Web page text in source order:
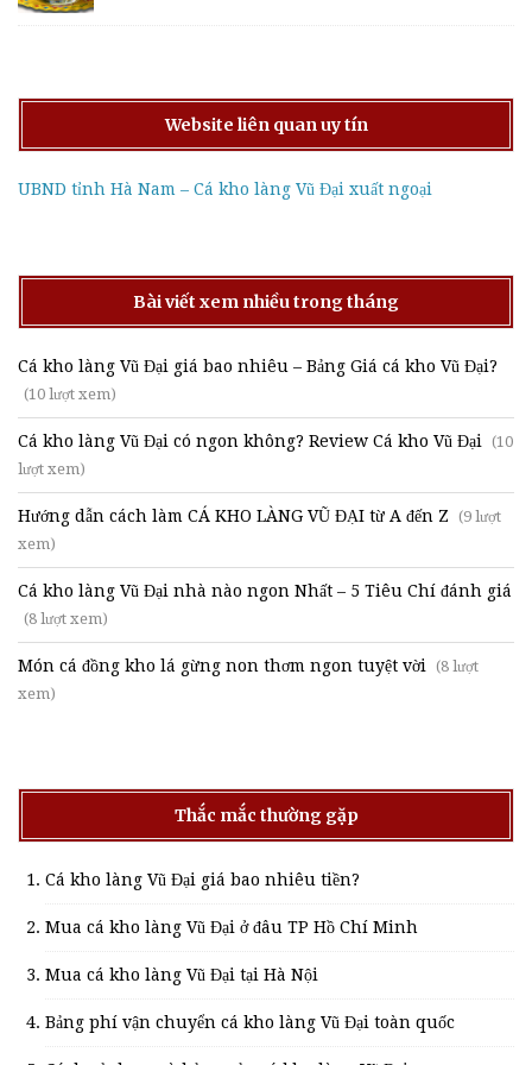
Website liên quan uy tín
UBND tỉnh Hà Nam – Cá kho làng Vũ Đại xuất ngoại
Bài viết xem nhiều trong tháng
Cá kho làng Vũ Đại giá bao nhiêu – Bảng Giá cá kho Vũ Đại?
(10 lượt xem)
Cá kho làng Vũ Đại có ngon không? Review Cá kho Vũ Đại (10
lượt xem)
Hướng dẫn cách làm CÁ KHO LÀNG VŨ ĐẠI từ A đến Z (9 lượt
xem)
Cá kho làng Vũ Đại nhà nào ngon Nhất – 5 Tiêu Chí đánh giá
(8 lượt xem)
Món cá đồng kho lá gừng non thơm ngon tuyệt vời (8 lượt
xem)
Thắc mắc thường gặp
Cá kho làng Vũ Đại giá bao nhiêu tiền?
Mua cá kho làng Vũ Đại ở đâu TP Hồ Chí Minh
Mua cá kho làng Vũ Đại tại Hà Nội
Bảng phí vận chuyển cá kho làng Vũ Đại toàn quốc